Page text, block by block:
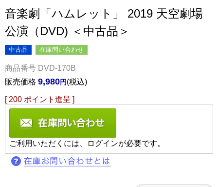
音楽劇「ハムレット」 2019 天空劇場
公演（DVD) ＜中古品＞
中古品 在庫問い合わせ
商品番号 DVD-170B
販売価格 9,980 税込
[ 200 ポイント進呈 ]
ご利用いただくには、ログインが必要です。